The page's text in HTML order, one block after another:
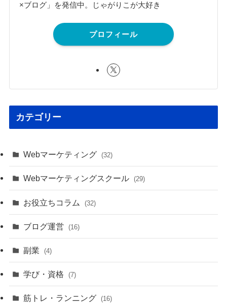
×ブログ」を発信中。じゃがりこが大好き
プロフィール
カテゴリー
Webマーケティング (32)
Webマーケティングスクール (29)
お役立ちコラム (32)
ブログ運営 (16)
副業 (4)
学び・資格 (7)
筋トレ・ランニング (16)